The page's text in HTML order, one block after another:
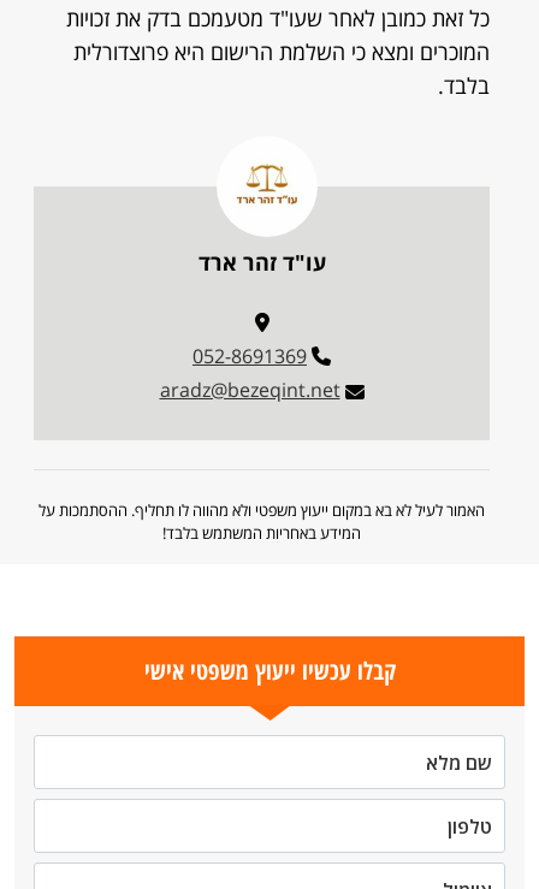
כל זאת כמובן לאחר שעו"ד מטעמכם בדק את זכויות
המוכרים ומצא כי השלמת הרישום היא פרוצדורלית
בלבד.
עו"ד זהר ארד
052-8691369
aradz@bezeqint.net
האמור לעיל לא בא במקום ייעוץ משפטי ולא מהווה לו תחליף. ההסתמכות על
המידע באחריות המשתמש בלבד!
קבלו עכשיו ייעוץ משפטי אישי